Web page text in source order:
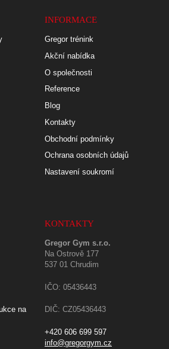
INFORMACE
Gregor trénink
Akční nabídka
O společnosti
Reference
Blog
Kontakty
Obchodní podmínky
Ochrana osobních údajů
Nastavení soukromí
na
KONTAKTY
Gregor Gym s.r.o.
Na Ostrově 177
537 01 Chrudim
IČO: 05436443
DIČ: CZ05436443
+420 606 699 597
info@gregorgym.cz